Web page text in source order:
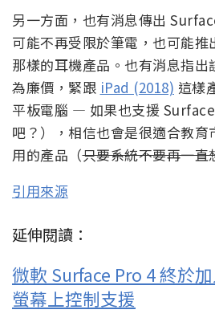
另一方面，也有消息傳出
可能不再受限於筆電，也可能
那樣的耳機產品。也有消息指出
為廉價，緊跟 iPad (2018) 這樣
平板電腦 — 如果也支援
吧？），相信也會是很適合教育
用的產品（只要系統不要再一直
引用來源
延伸閱讀：
微軟 Surface Pro 4 終於
螢幕上控制支援